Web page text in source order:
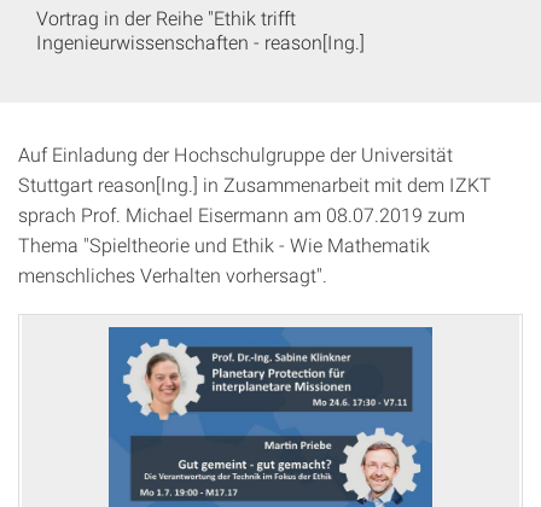
Vortrag in der Reihe "Ethik trifft
Ingenieurwissenschaften - reason[Ing.]
Auf Einladung der Hochschulgruppe der Universität
Stuttgart reason[Ing.] in Zusammenarbeit mit dem IZKT
sprach Prof. Michael Eisermann am 08.07.2019 zum
Thema "Spieltheorie und Ethik - Wie Mathematik
menschliches Verhalten vorhersagt".